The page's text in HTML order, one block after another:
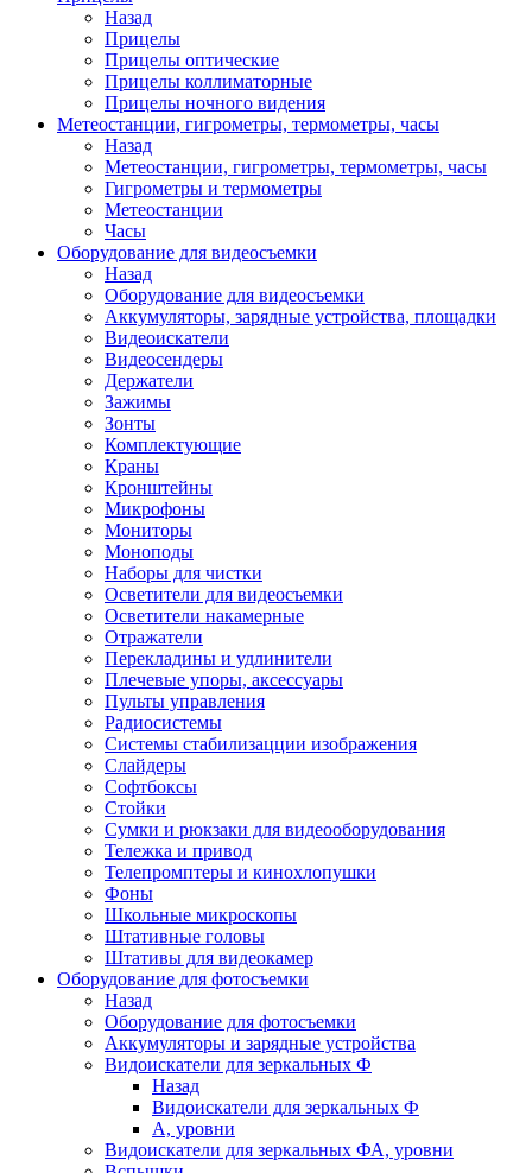
Назад
Прицелы
Прицелы оптические
Прицелы коллиматорные
Прицелы ночного видения
Метеостанции, гигрометры, термометры, часы
Назад
Метеостанции, гигрометры, термометры, часы
Гигрометры и термометры
Метеостанции
Часы
Оборудование для видеосъемки
Назад
Оборудование для видеосъемки
Аккумуляторы, зарядные устройства, площадки
Видеоискатели
Видеосендеры
Держатели
Зажимы
Зонты
Комплектующие
Краны
Кронштейны
Микрофоны
Мониторы
Моноподы
Наборы для чистки
Осветители для видеосъемки
Осветители накамерные
Отражатели
Перекладины и удлинители
Плечевые упоры, аксессуары
Пульты управления
Радиосистемы
Системы стабилизацции изображения
Слайдеры
Софтбоксы
Стойки
Сумки и рюкзаки для видеооборудования
Тележка и привод
Телепромптеры и кинохлопушки
Фоны
Школьные микроскопы
Штативные головы
Штативы для видеокамер
Оборудование для фотосъемки
Назад
Оборудование для фотосъемки
Аккумуляторы и зарядные устройства
Видоискатели для зеркальных Ф
Назад
Видоискатели для зеркальных Ф
А, уровни
Видоискатели для зеркальных ФА, уровни